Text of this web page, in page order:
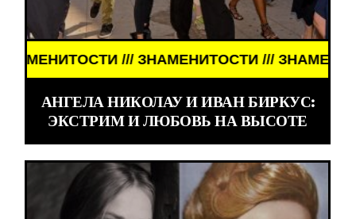
/// ЗНАМЕНИТОСТИ /// ЗНАМЕНИТОСТИ ///
АНГЕЛА НИКОЛАУ И ИВАН БИРКУС:
ЭКСТРИМ И ЛЮБОВЬ НА ВЫСОТЕ